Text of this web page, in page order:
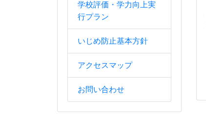
学校評価・学力向上実
行プラン
いじめ防止基本方針
アクセスマップ
お問い合わせ